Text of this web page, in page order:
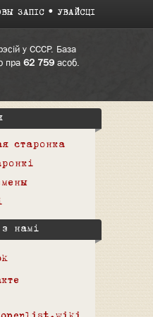
ЗАПІС УВАЙСЦІ
у СССР. База
пра 62 759асоб.
старонка
з намі